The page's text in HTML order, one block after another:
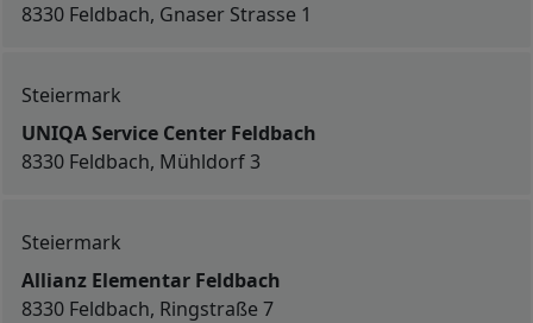
8330 Feldbach, Gnaser Strasse 1
Steiermark
UNIQA Service Center Feldbach
8330 Feldbach, Mühldorf 3
Steiermark
Allianz Elementar Feldbach
8330 Feldbach, Ringstraße 7